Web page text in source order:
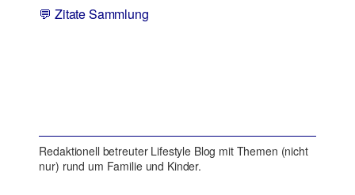
💬 Zitate Sammlung
Redaktionell betreuter Lifestyle Blog mit Themen (nicht
nur) rund um Familie und Kinder.